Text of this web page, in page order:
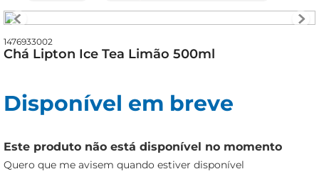
1476933002
Chá Lipton Ice Tea Limão 500ml
Disponível em breve
Este produto não está disponível no momento
Quero que me avisem quando estiver disponível
leite
queijo
biscoito